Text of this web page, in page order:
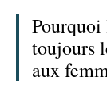
toujours
aux